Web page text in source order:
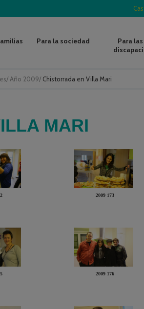
/ Año 2009/ Chistorrada en Villa Mari
Para la sociedad
Para
MARI
2009 173
2009 176